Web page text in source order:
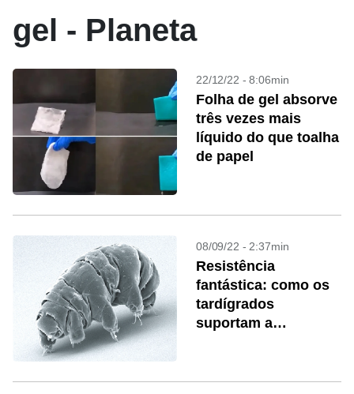
gel - Planeta
22/12/22 - 8:06min
Folha de gel absorve
três vezes mais
líquido do que toalha
de papel
08/09/22 - 2:37min
Resistência
fantástica: como os
tardígrados
suportam a